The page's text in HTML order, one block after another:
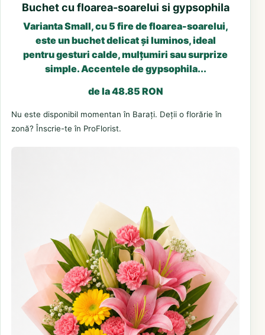
Buchet cu floarea-soarelui si gypsophila
Varianta Small, cu 5 fire de floarea-soarelui,
este un buchet delicat și luminos, ideal
pentru gesturi calde, mulțumiri sau surprize
simple. Accentele de gypsophila...
de la 48.85 RON
Nu este disponibil momentan în Barați. Deții o florărie în
zonă? Înscrie-te în ProFlorist.